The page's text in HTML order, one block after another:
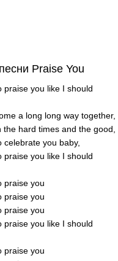
Praise You
praise you like I should
a long long way together,
the hard times and the good,
celebrate you baby,
praise you like I should
praise you
praise you
praise you
praise you like I should
praise you